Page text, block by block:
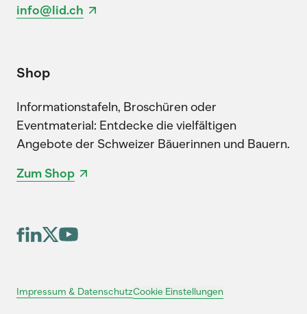
info@lid.ch
Shop
Informationstafeln, Broschüren oder
Eventmaterial: Entdecke die vielfältigen
Angebote der Schweizer Bäuerinnen und Bauern.
Zum Shop
Impressum & DatenschutzCookie Einstellungen